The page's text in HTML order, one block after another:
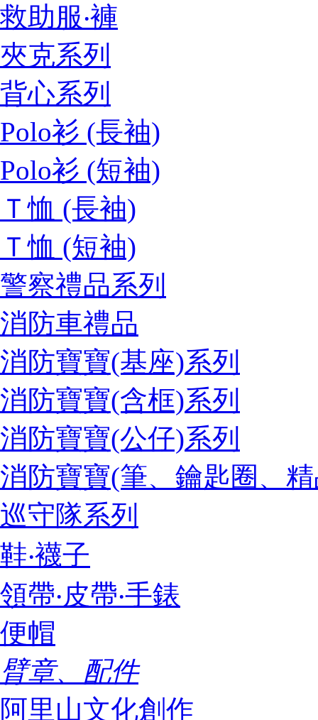
救助服‧褲
夾克系列
背心系列
Polo衫 (長袖)
Polo衫 (短袖)
Ｔ恤 (長袖)
Ｔ恤 (短袖)
警察禮品系列
消防車禮品
消防寶寶(基座)系列
消防寶寶(含框)系列
消防寶寶(公仔)系列
消防寶寶(筆、鑰匙圈、
巡守隊系列
鞋‧襪子
領帶‧皮帶‧手錶
便帽
臂章、配件
阿里山文化創作